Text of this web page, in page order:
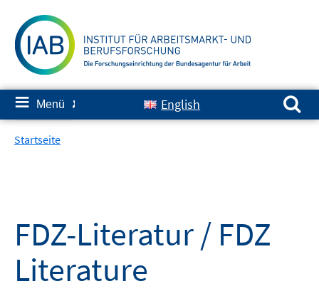
zum
Inhalt
≡ Menü ✘ English
Suchen nach:
Startseite
FDZ-Literatur / FDZ
Literature